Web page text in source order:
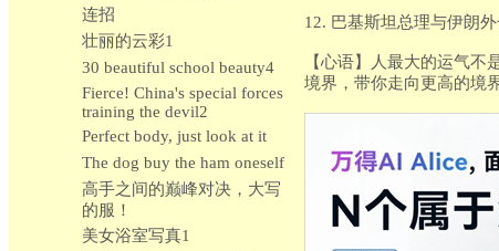
连招
壮丽的云彩1
30 beautiful school beauty4
Fierce! China's special forces
training the devil2
Perfect body, just look at it
The dog buy the ham oneself
高手之间的巅峰对决，大写
的服！
美女浴室写真1
12. 巴基斯坦总理与伊朗
【心语】人最大的运气
境界，带你走向更高的境